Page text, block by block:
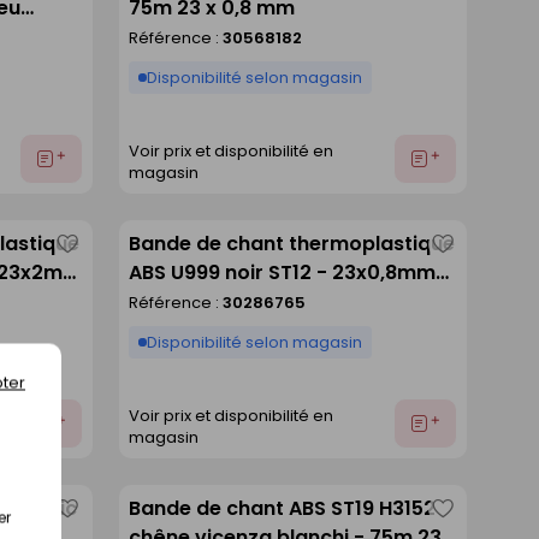
Ajouter
comme75m 23 x 0,8 mm
Référence : 30568182
Disponibilité selon magasin
Voir prix et disponibilité en
magasin
Ajouter
Ajouter
Enregistrer
comme
Bande de chant thermoplastique
ABS U999 noir ST12 - 23x0,8mm
rouleau de 75m
Référence : 30286765
Disponibilité selon magasin
Voir prix et disponibilité en
magasin
Ajouter
comme
rusticEnregistrerBande de chant ABS ST19 H3152